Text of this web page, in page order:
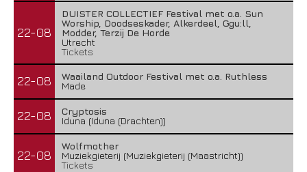
22-08
DUISTER COLLECTIEF Festival met o.a. Sun
Worship, Doodseskader, Alkerdeel, Ggu:ll,
Modder, Terzij De Horde
Utrecht
Tickets
22-08
Waailand Outdoor Festival met o.a. Ruthless
Made
22-08
Cryptosis
Iduna (Iduna (Drachten))
22-08
Wolfmother
Muziekgieterij (Muziekgieterij (Maastricht))
Tickets